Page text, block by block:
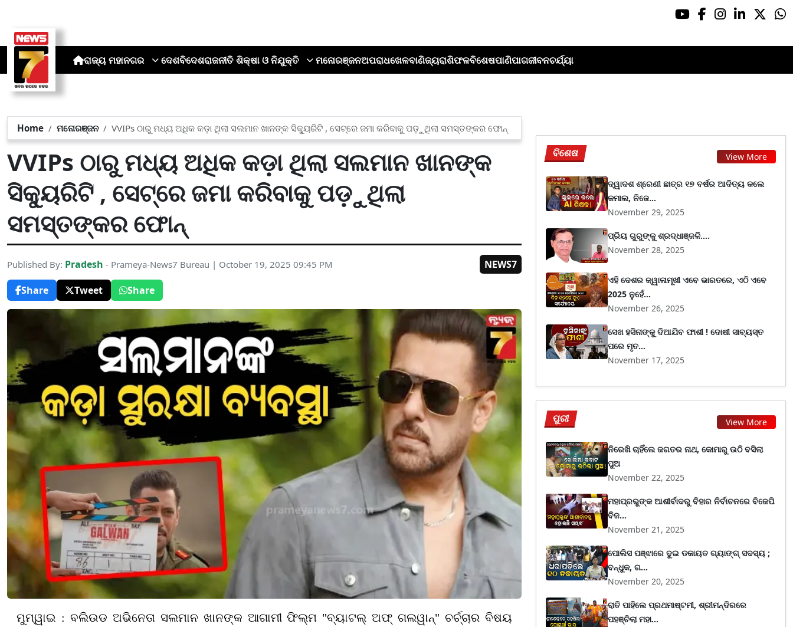
ରାଜ୍ୟ ମହାନଗର ଦେଶବିଦେଶରାଜନୀତି ଶିକ୍ଷା ଓ ନିଯୁକ୍ତି ମନୋରଞ୍ଜନଅପରାଧଖେଳବାଣିଜ୍ୟରାଶିଫଳବିଶେଷପାଣିପାଗଜୀବନଚର୍ଯ୍ୟା
Home ମନୋରଞ୍ଜନ VVIPs ଠାରୁ ମଧ୍ୟ ଅଧିକ କଡ଼ା ଥିଲା ସଲମାନ ଖାନଙ୍କ ସିକ୍ୟୁରିଟି , ସେଟ୍‌ରେ ଜମା କରିବାକୁ ପଡ଼ୁଥିଲା ସମସ୍ତଙ୍କର ଫୋନ୍
VVIPs ଠାରୁ ମଧ୍ୟ ଅଧିକ କଡ଼ା ଥିଲା ସଲମାନ ଖାନଙ୍କ
ସିକ୍ୟୁରିଟି , ସେଟ୍‌ରେ ଜମା କରିବାକୁ ପଡ଼ୁଥିଲା
ସମସ୍ତଙ୍କର ଫୋନ୍
Published By: Pradesh - Prameya-News7 Bureau | October 19, 2025 09:45 PM
NEWS7
Share
Tweet Share
ମୁମ୍ୱାଇ : ବଲିଉଡ ଅଭିନେତା ସଲମାନ ଖାନଙ୍କ ଆଗାମୀ ଫିଲ୍ମ "ବ୍ୟାଟଲ୍ ଅଫ୍ ଗଲୱାନ୍" ଚର୍ଚ୍ଚାର ବିଷୟ
ବିଶେଷ View More
ଦ୍ୱାଦଶ ଶ୍ରେଣୀ ଛାତ୍ର ୧୭ ବର୍ଷର ଆଦିତ୍ୟ କଲେ
କମାଲ, ନିଜେ...
November 29, 2025
ପ୍ରିୟ ଗୁରୁଙ୍କୁ ଶ୍ରଦ୍ଧାଞ୍ଜଳି....
November 28, 2025
ଏହି ଦେଶର ଜ୍ୱାଳାମୂଖୀ ଏବେ ଭାରତରେ, ଏଠି ଏବେ
2025 ନୁହେଁ...
November 26, 2025
ସେଖ ହସିନାଙ୍କୁ ଦିଆଯିବ ଫାଶୀ ! ଦୋଷୀ ସାବ୍ୟସ୍ତ
ପରେ ମୃତ...
November 17, 2025
ପୁରୀ View More
ନିରେଖି ଚାହିଁଲେ ଜଗତର ନାଥ, କୋମାରୁ ଉଠି ବସିଲା
ପୁଅ
November 22, 2025
ମହାପ୍ରଭୁଙ୍କ ଆଶୀର୍ବାଦରୁ ବିହାର ନିର୍ବାଚନରେ ବିଜେପି
ବିଜ...
November 21, 2025
ପୋଲିସ ପଞ୍ଝାରେ ଦୁଇ ଡକାୟତ ଗ୍ୟାଙ୍ଗ୍ ସଦସ୍ୟ ;
ବନ୍ଧୁକ, ଗ...
November 20, 2025
ରାତି ପାହିଲେ ପ୍ରଥମାଷ୍ଟମୀ, ଶ୍ରୀମନ୍ଦିରରେ
ପହଞ୍ଚିଲା ମହା...